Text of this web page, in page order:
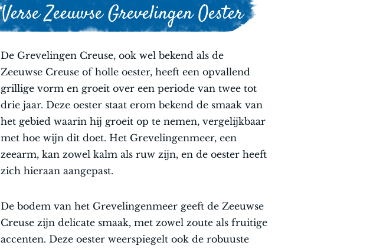
Verse Zeeuwse Grevelingen Oester
De Grevelingen Creuse, ook wel bekend als de
Zeeuwse Creuse of holle oester, heeft een opvallend
grillige vorm en groeit over een periode van twee tot
drie jaar. Deze oester staat erom bekend de smaak van
het gebied waarin hij groeit op te nemen, vergelijkbaar
met hoe wijn dit doet. Het Grevelingenmeer, een
zeearm, kan zowel kalm als ruw zijn, en de oester heeft
zich hieraan aangepast.
De bodem van het Grevelingenmeer geeft de Zeeuwse
Creuse zijn delicate smaak, met zowel zoute als fruitige
accenten. Deze oester weerspiegelt ook de robuuste